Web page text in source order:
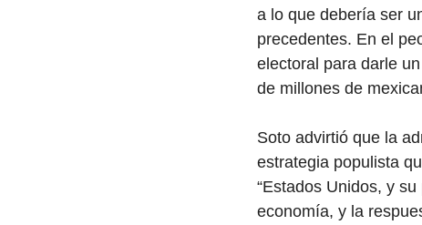
a lo que debería ser
precedentes. En el
electoral para darle
de millones de
Soto advirtió que la
estrategia populista
“Estados Unidos, y
economía, y la